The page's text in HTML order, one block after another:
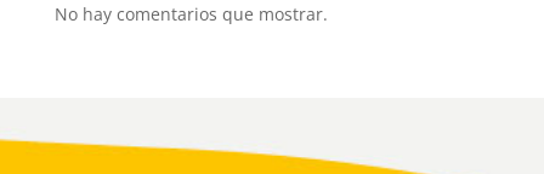
No hay comentarios que mostrar.